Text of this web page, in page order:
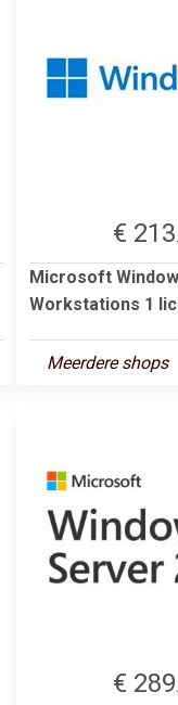
€ 213
Microsoft
Workstations 1
Meerdere shops
€ 289